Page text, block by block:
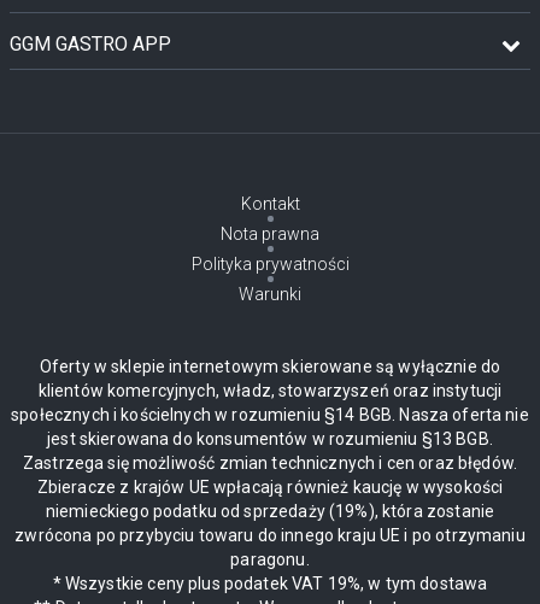
GGM GASTRO APP
Kontakt
Nota prawna
Polityka prywatności
Warunki
Oferty w sklepie internetowym skierowane są wyłącznie do
klientów komercyjnych, władz, stowarzyszeń oraz instytucji
społecznych i kościelnych w rozumieniu §14 BGB. Nasza oferta nie
jest skierowana do konsumentów w rozumieniu §13 BGB.
Zastrzega się możliwość zmian technicznych i cen oraz błędów.
Zbieracze z krajów UE wpłacają również kaucję w wysokości
niemieckiego podatku od sprzedaży (19%), która zostanie
zwrócona po przybyciu towaru do innego kraju UE i po otrzymaniu
paragonu.
* Wszystkie ceny plus podatek VAT 19%, w tym dostawa